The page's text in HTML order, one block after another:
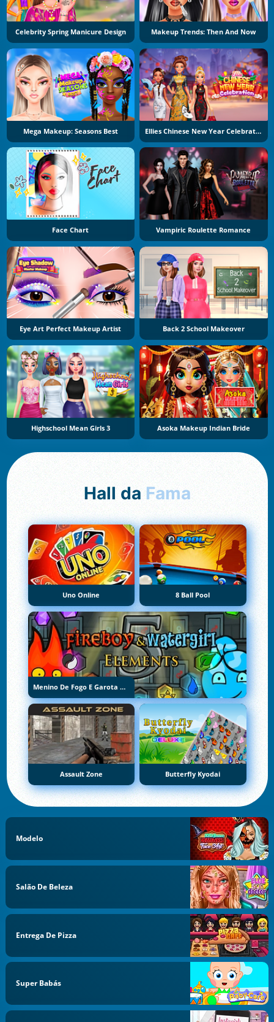
Celebrity Spring Manicure Design Makeup Trends: Then And Now
Mega Makeup: Seasons Best Ellies Chinese New Year Celebration
Face Chart Vampiric Roulette Romance
Eye Art Perfect Makeup Artist Back 2 School Makeover
Highschool Mean Girls 3 Asoka Makeup Indian Bride
Hall da Fama
Uno Online 8 Ball Pool
Menino De Fogo E Garota De Água 5: Elementos
Assault Zone Butterfly Kyodai
Modelo
Salão De Beleza
Entrega De Pizza
Super Babás